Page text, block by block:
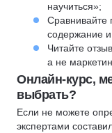
научиться»;
содержание
Читайте
а не
Онлайн-курс,
выбрать?
Если не можете
экспертами